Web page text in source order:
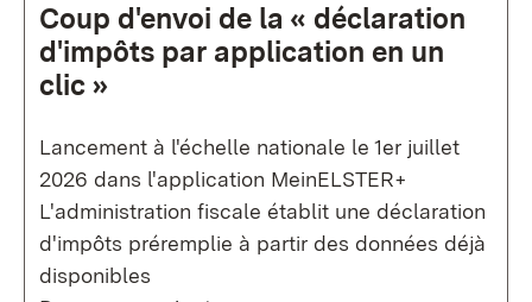
Coup d'envoi de la « déclaration
d'impôts par application en un
clic »
Lancement à l'échelle nationale le 1er juillet
2026 dans l'application MeinELSTER+
L'administration fiscale établit une déclaration
d'impôts préremplie à partir des données déjà
disponibles